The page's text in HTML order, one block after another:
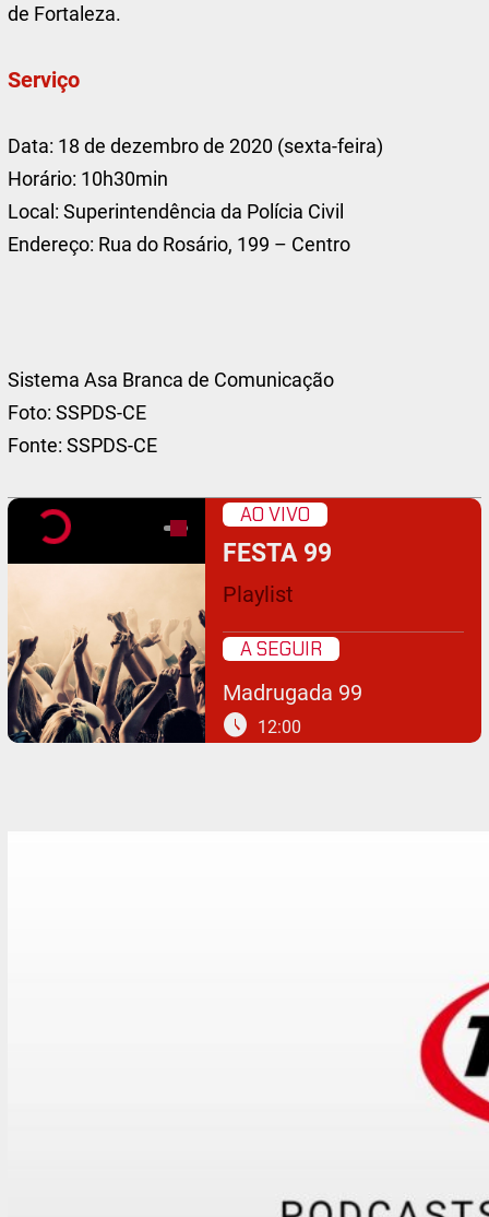
de Fortaleza.
Serviço
Data: 18 de dezembro de 2020 (sexta-feira)
Horário: 10h30min
Local: Superintendência da Polícia Civil
Endereço: Rua do Rosário, 199 – Centro
Sistema Asa Branca de Comunicação
Foto: SSPDS-CE
Fonte: SSPDS-CE
AO VIVO
FESTA 99
Playlist
A SEGUIR
Madrugada 99
schedule 12:00